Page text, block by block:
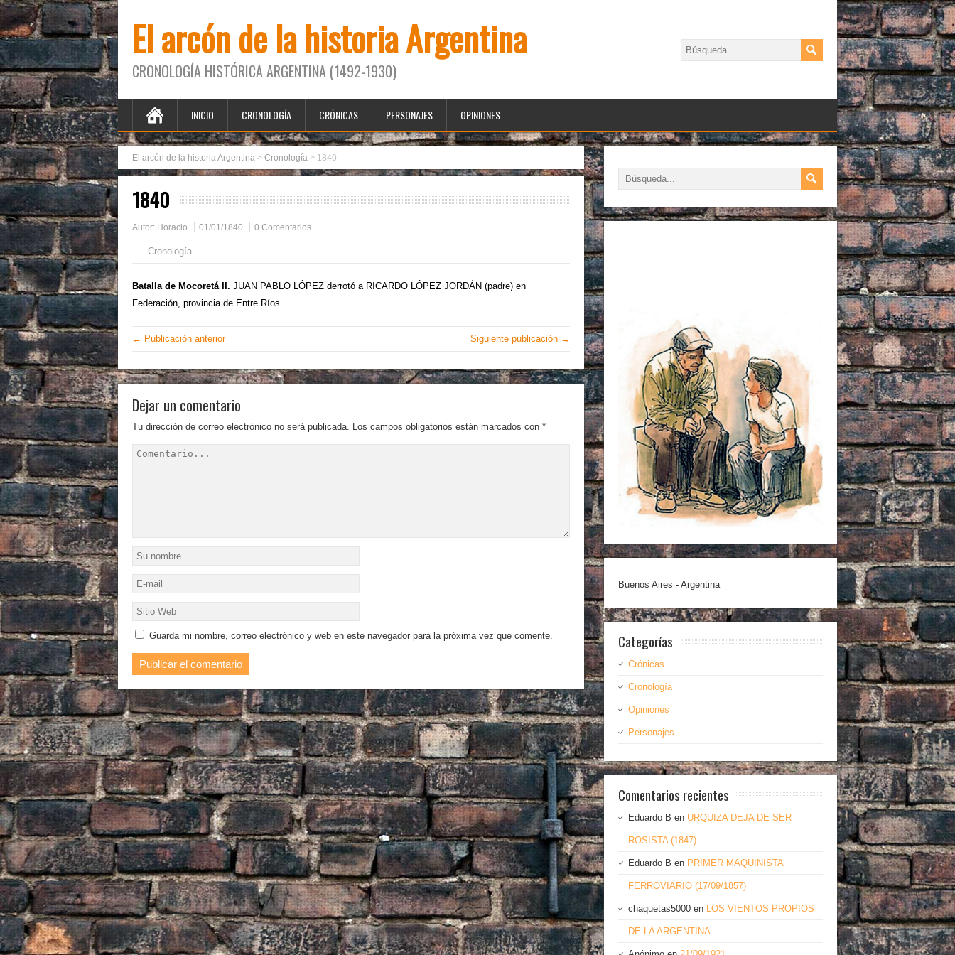
El arcón de la historia Argentina
CRONOLOGÍA HISTÓRICA ARGENTINA (1492-1930)
INICIO CRONOLOGÍA CRÓNICAS PERSONAJES OPINIONES
El arcón de la historia Argentina > Cronología > 1840
1840
Autor: Horacio 01/01/1840 0 Comentarios
Cronología
Batalla de Mocoretá II. JUAN PABLO LÓPEZ derrotó a RICARDO LÓPEZ JORDÁN (padre) en
Federación, provincia de Entre Ríos.
← Publicación anterior Siguiente publicación →
Dejar un comentario
Tu dirección de correo electrónico no será publicada. Los campos obligatorios están marcados con *
Guarda mi nombre, correo electrónico y web en este navegador para la próxima vez que comente.
Buenos Aires - Argentina
Categorías
Crónicas
Cronología
Opiniones
Personajes
Comentarios recientes
Eduardo B en URQUIZA DEJA DE SER
ROSISTA (1847)
Eduardo B en PRIMER MAQUINISTA
FERROVIARIO (17/09/1857)
chaquetas5000 en LOS VIENTOS PROPIOS
DE LA ARGENTINA